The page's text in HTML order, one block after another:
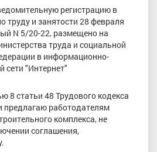
регистрацию в
труду и занятости 28 февраля
N 5/20-22, размещено на
труда и социальной
в информационно-
сети "Интернет"
8 статьи 48 Трудового кодекса
предлагаю работодателям
комплекса, не
соглашения,